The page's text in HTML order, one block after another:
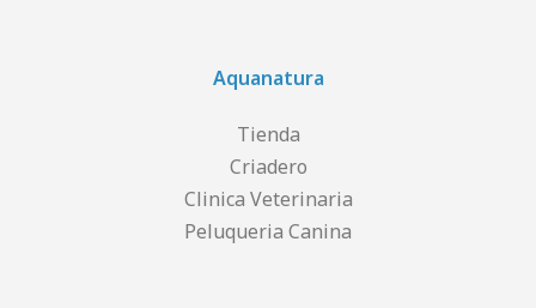
Aquanatura
Tienda
Criadero
Clinica Veterinaria
Peluqueria Canina